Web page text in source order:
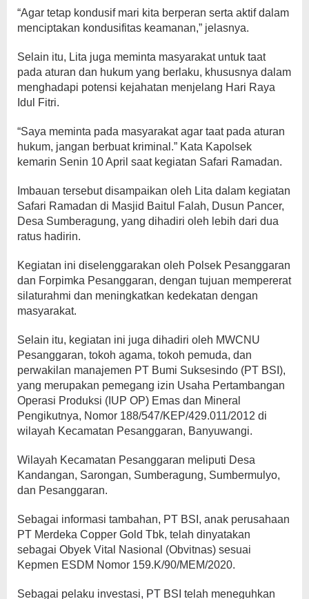
“Agar tetap kondusif mari kita berperan serta aktif dalam
menciptakan kondusifitas keamanan,” jelasnya.
Selain itu, Lita juga meminta masyarakat untuk taat
pada aturan dan hukum yang berlaku, khususnya dalam
menghadapi potensi kejahatan menjelang Hari Raya
Idul Fitri.
“Saya meminta pada masyarakat agar taat pada aturan
hukum, jangan berbuat kriminal.” Kata Kapolsek
kemarin Senin 10 April saat kegiatan Safari Ramadan.
Imbauan tersebut disampaikan oleh Lita dalam kegiatan
Safari Ramadan di Masjid Baitul Falah, Dusun Pancer,
Desa Sumberagung, yang dihadiri oleh lebih dari dua
ratus hadirin.
Kegiatan ini diselenggarakan oleh Polsek Pesanggaran
dan Forpimka Pesanggaran, dengan tujuan mempererat
silaturahmi dan meningkatkan kedekatan dengan
masyarakat.
Selain itu, kegiatan ini juga dihadiri oleh MWCNU
Pesanggaran, tokoh agama, tokoh pemuda, dan
perwakilan manajemen PT Bumi Suksesindo (PT BSI),
yang merupakan pemegang izin Usaha Pertambangan
Operasi Produksi (IUP OP) Emas dan Mineral
Pengikutnya, Nomor 188/547/KEP/429.011/2012 di
wilayah Kecamatan Pesanggaran, Banyuwangi.
Wilayah Kecamatan Pesanggaran meliputi Desa
Kandangan, Sarongan, Sumberagung, Sumbermulyo,
dan Pesanggaran.
Sebagai informasi tambahan, PT BSI, anak perusahaan
PT Merdeka Copper Gold Tbk, telah dinyatakan
sebagai Obyek Vital Nasional (Obvitnas) sesuai
Kepmen ESDM Nomor 159.K/90/MEM/2020.
Sebagai pelaku investasi, PT BSI telah meneguhkan